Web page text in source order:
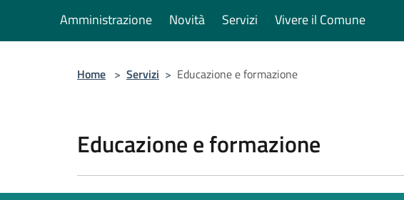
Amministrazione Novità Servizi Vivere il Comune
Home > Servizi > Educazione e formazione
Educazione e formazione